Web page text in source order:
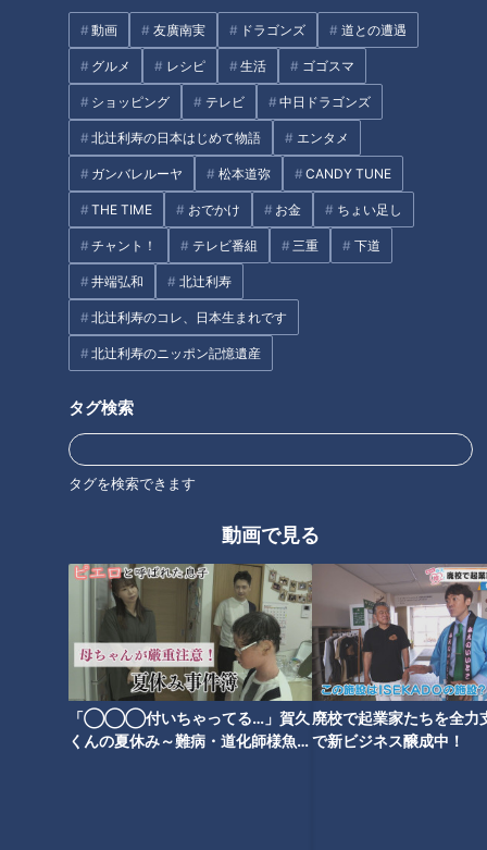
動画 友廣南実 ドラゴンズ 道との遭遇
グルメ レシピ 生活 ゴゴスマ
ショッピング テレビ 中日ドラゴンズ
北辻利寿の日本はじめて物語 エンタメ
ガンバレルーヤ 松本道弥 CANDY TUNE
THE TIME おでかけ お金 ちょい足し
チャント！ テレビ番組 三重 下道
井端弘和 北辻利寿
北辻利寿のコレ、日本生まれです
北辻利寿のニッポン記憶遺産
タグ検索
タグを検索できます
動画で見る
「◯◯◯付いちゃってる…」賀久
くんの夏休み～難病・道化師様魚鱗
廃校で起業家たちを全力
で新ビジネス醸成中！
ュメンタリー「ピエロと呼ばれ
た息子」第１３９話
ブが挑む！名古屋『中京大中
京』陸上部
『マヂ学校に向かいます』マヂ
閉校！ 2年半で107校、マヂラ
ブ訪問！ あの生徒たちは今？
「ピエロと呼ばれた息子」～道
化師様魚鱗癬との闘い～
タグ
チャント！ マヂカルラブリー
石丸幹二「すごい痩せました
ね！」…世界一楽なスクワッ
ト！？ダイエットのスペシャリ
ストに学ぶ「無理なくやせる方
コスパ最強スーパー「ロピア」
が愛知初上陸！ 取材してわかっ
た 年末年始の買い出しにオスス
メの商品とは！？